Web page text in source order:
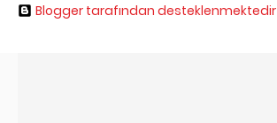
Blogger tarafından desteklenmektedir